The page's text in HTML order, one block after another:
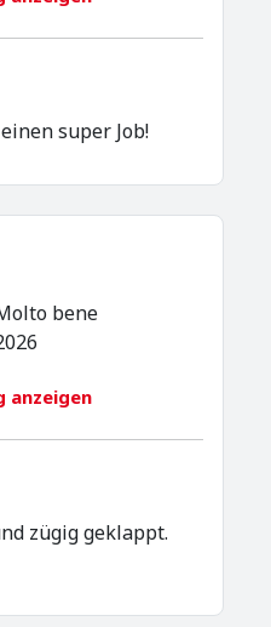
super Job!
bene
anzeigen
zügig geklappt.